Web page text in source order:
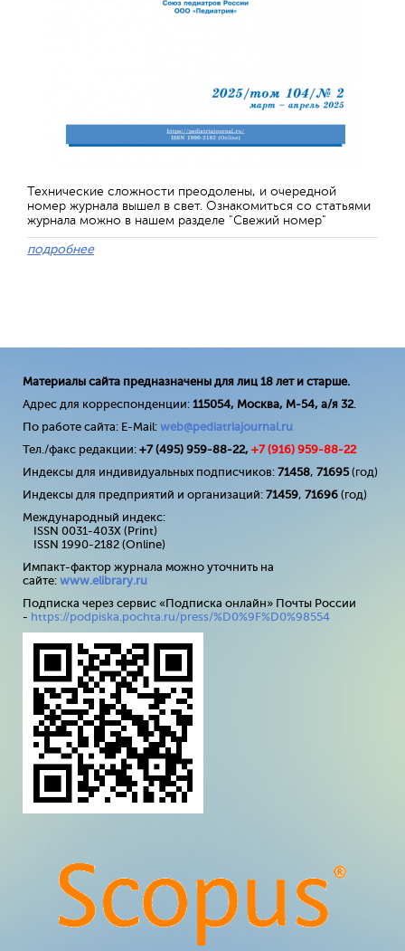
Технические сложности преодолены, и очередной
номер журнала вышел в свет. Ознакомиться со статьями
журнала можно в нашем разделе "Свежий номер"
подробнее
Материалы сайта предназначены для лиц 18 лет и старше.
Адрес для корреспонденции: 115054, Москва, М-54, а/я 32.
По работе сайта: E-Mail: web@pediatriajournal.ru
Тел./факс редакции: +7 (495) 959-88-22, +7 (916) 959-88-22
Индексы для индивидуальных подписчиков: 71458, 71695(год)
Индексы для предприятий и организаций: 71459, 71696 (год)
Международный индекс:
ISSN 0031-403X (Print)
ISSN 1990-2182 (Online)
Импакт-фактор журнала можно уточнить на
сайте: www.elibrary.ru
Подписка через сервис «Подписка онлайн» Почты России
- https://podpiska.pochta.ru/press/%D0%9F%D0%98554